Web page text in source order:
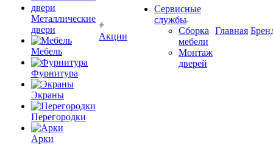
Металлические
двери
Мебель
Фурнитура
Экраны
Перегородки
Арки
Акции
Сервисные
службы
Сборка
мебели
Монтаж
дверей
Главная